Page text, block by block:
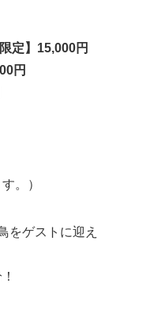
定】15,000円
円
。）
をゲストに迎え